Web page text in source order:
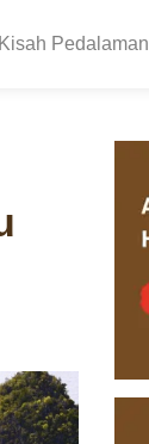
Kisah Pedalaman